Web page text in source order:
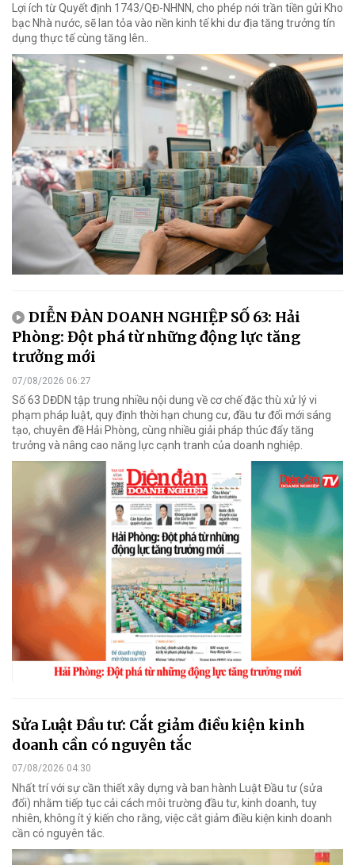
Lợi ích từ Quyết định 1743/QĐ-NHNN, cho phép nới trần tiền gửi Kho
bạc Nhà nước, sẽ lan tỏa vào nền kinh tế khi dư địa tăng trưởng tín
dụng thực tế cùng tăng lên..
DIỄN ĐÀN DOANH NGHIỆP SỐ 63: Hải
Phòng: Đột phá từ những động lực tăng
trưởng mới
07/08/2026 06:27
Số 63 DĐDN tập trung nhiều nội dung về cơ chế đặc thù xử lý vi
phạm pháp luật, quy định thời hạn chung cư, đầu tư đổi mới sáng
tạo, chuyên đề Hải Phòng, cùng nhiều giải pháp thúc đẩy tăng
trưởng và nâng cao năng lực cạnh tranh của doanh nghiệp.
Sửa Luật Đầu tư: Cắt giảm điều kiện kinh
doanh cần có nguyên tắc
07/08/2026 04:30
Nhất trí với sự cần thiết xây dựng và ban hành Luật Đầu tư (sửa
đổi) nhằm tiếp tục cải cách môi trường đầu tư, kinh doanh, tuy
nhiên, không ít ý kiến cho rằng, việc cắt giảm điều kiện kinh doanh
cần có nguyên tắc.